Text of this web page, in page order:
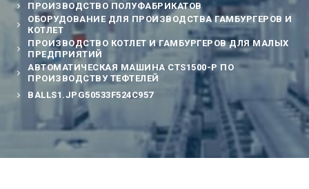
ПРОИЗВОДСТВО ПОЛУФАБРИКАТОВ
ОБОРУДОВАНИЕ ДЛЯ ПРОИЗВОДСТВА ГАМБУРГЕРОВ И
КОТЛЕТ
ПРОИЗВОДСТВО КОТЛЕТ И ГАМБУРГЕРОВ ДЛЯ МАЛЫХ
ПРЕДПРИЯТИЙ
АВТОМАТИЧЕСКАЯ МАШИНА CTS1500-P ПО
ПРОИЗВОДСТВУ ТЕФТЕЛЕЙ
BALLS1.JPG50533F524C957